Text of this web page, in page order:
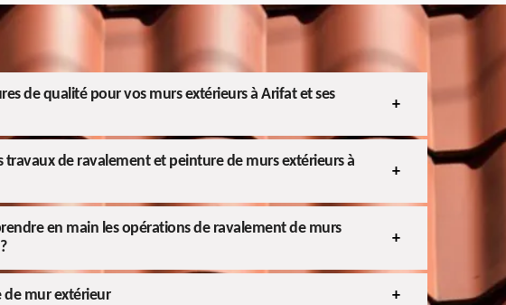
de qualité pour vos murs extérieurs à Arifat et ses
travaux de ravalement et peinture de murs extérieurs à
en main les opérations de ravalement de murs
de mur extérieur